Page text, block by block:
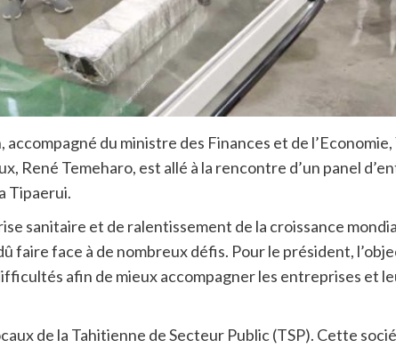
du ministre des Finances et de
René Temeharo, est allé à la rencontre d’un panel
Tipaerui.
sanitaire et de ralentissement de la croissance
faire face à de nombreux défis. Pour le président,
afin de mieux accompagner les entreprises et
de la Tahitienne de Secteur Public (TSP). Cette